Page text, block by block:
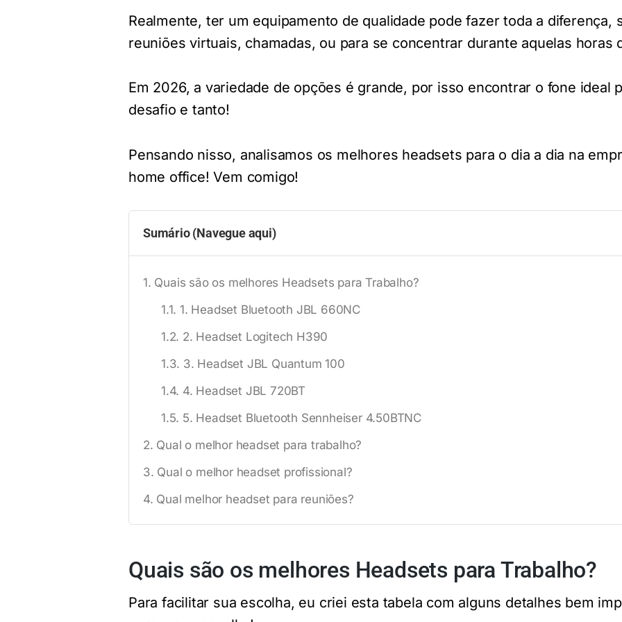
Realmente, ter um equipamento de qualidade pode fazer toda a diferença,
reuniões virtuais, chamadas, ou para se concentrar durante aquelas horas
Em 2026, a variedade de opções é grande, por isso encontrar o fone ideal
desafio e tanto!
Pensando nisso, analisamos os melhores headsets para o dia a dia na
home office! Vem comigo!
Sumário (Navegue aqui)
Quais são os melhores Headsets para Trabalho?
1. Headset Bluetooth JBL 660NC
2. Headset Logitech H390
3. Headset JBL Quantum 100
4. Headset JBL 720BT
5. Headset Bluetooth Sennheiser 4.50BTNC
Qual o melhor headset para trabalho?
Qual o melhor headset profissional?
Qual melhor headset para reuniões?
Quais são os melhores Headsets para Trabalho?
Para facilitar sua escolha, eu criei esta tabela com alguns detalhes bem